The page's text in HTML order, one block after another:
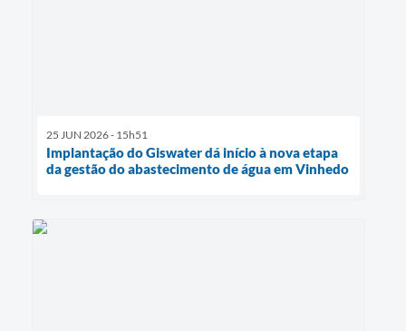
25 JUN 2026 - 15h51
Implantação do Giswater dá início à nova etapa
da gestão do abastecimento de água em Vinhedo